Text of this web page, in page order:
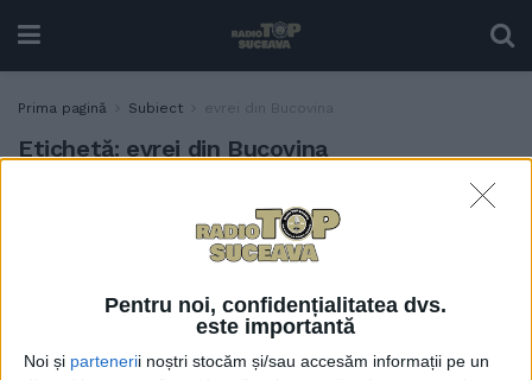
Pentru noi, confidențialitatea dvs.
este importantă
Noi și partenerii noștri stocăm și/sau accesăm informații pe un
Prima pagină Subiect evrei din Bucovina
Etichetă: evrei din Bucovina
Memorial al Holocaustului
evreilor, la Siret
3 DECEMBRIE, 2021